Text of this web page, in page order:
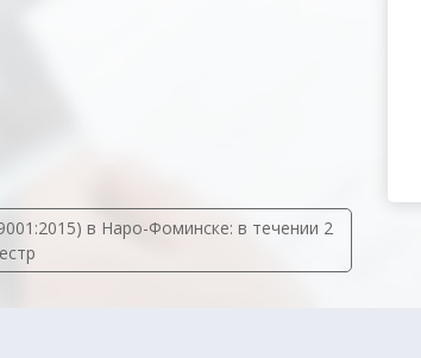
в Наро-Фоминске: в течении 2